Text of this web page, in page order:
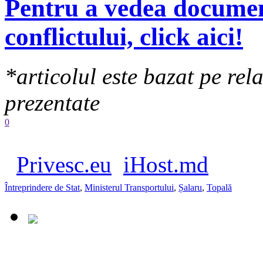
Pentru a vedea
conflictului, click aici!
*articolul este bazat pe
prezentate
0
Privesc.eu iHost.md
Întreprindere de Stat, Ministerul Transportului, Șalaru, Topală